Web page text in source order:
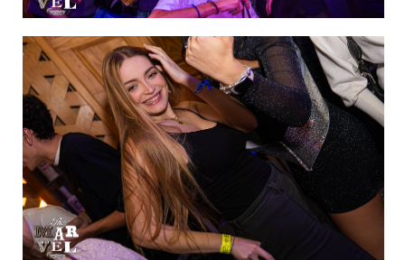
IMAGEN 6
de 60